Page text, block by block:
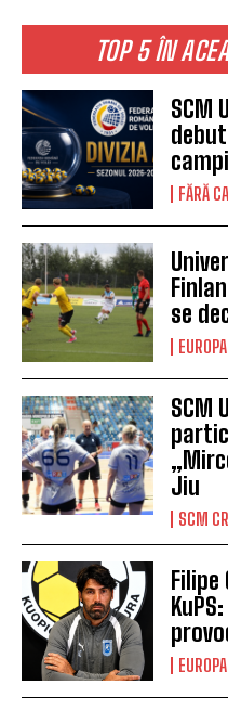
TOP 5 ÎN
SCM
FĂRĂ
se
SCM
Jiu
SCM